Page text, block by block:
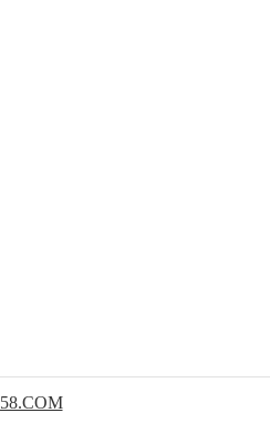
58.COM